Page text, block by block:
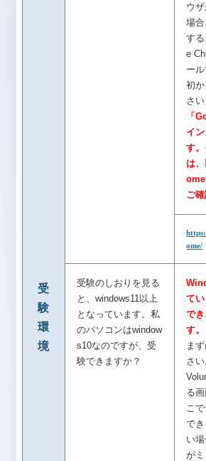
受
験
環
境
ウ
場
す
e
ー
初
さい
「
イ
す
は
ご
ome/
受験のしおりを見る
と、windows11以上
となっています。私
のパソコンはwindow
s10なのですが、受
験できますか？
て
で
す。
ま
さ
る
こ
で
い
が